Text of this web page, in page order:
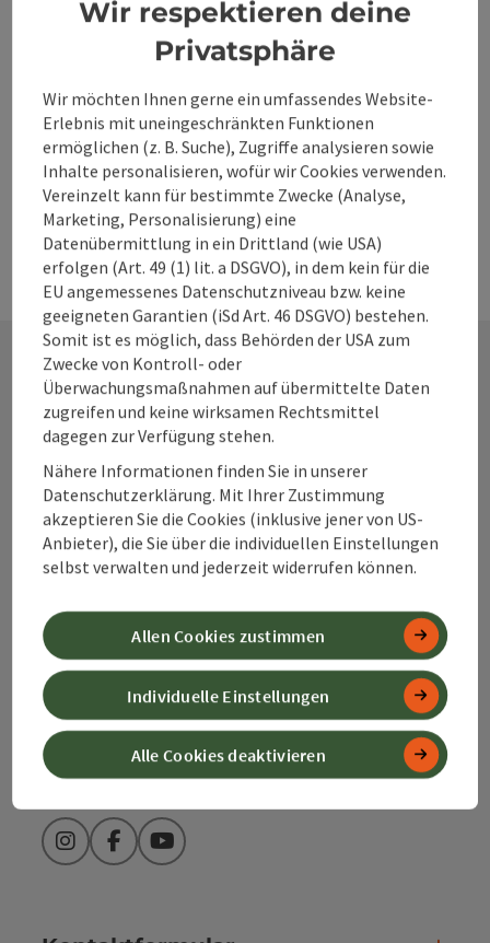
zum Merkzettel In der Nähe
powered byTOURDATA Änderung vorschlagen
Kontakt
Alpenland Tourismus GmbH
Bahnhofstraße 2
4580 Windischgarsten
+43 50 360 360 360
info@360alpenland.com
InstagramFacebookYouTube
Wir respektieren deine
Privatsphäre
Wir möchten Ihnen gerne ein umfassendes Website-
Erlebnis mit uneingeschränkten Funktionen
ermöglichen (z. B. Suche), Zugriffe analysieren sowie
Inhalte personalisieren, wofür wir Cookies verwenden.
Vereinzelt kann für bestimmte Zwecke (Analyse,
Marketing, Personalisierung) eine
Datenübermittlung in ein Drittland (wie USA)
erfolgen (Art. 49 (1) lit. a DSGVO), in dem kein für die
EU angemessenes Datenschutzniveau bzw. keine
geeigneten Garantien (iSd Art. 46 DSGVO) bestehen.
Somit ist es möglich, dass Behörden der USA zum
Zwecke von Kontroll- oder
Überwachungsmaßnahmen auf übermittelte Daten
zugreifen und keine wirksamen Rechtsmittel
dagegen zur Verfügung stehen.
Nähere Informationen finden Sie in unserer
Datenschutzerklärung. Mit Ihrer Zustimmung
akzeptieren Sie die Cookies (inklusive jener von US-
Anbieter), die Sie über die individuellen Einstellungen
selbst verwalten und jederzeit widerrufen können.
Alle Cookies deaktivieren
Individuelle Einstellungen
Allen Cookies zustimmen